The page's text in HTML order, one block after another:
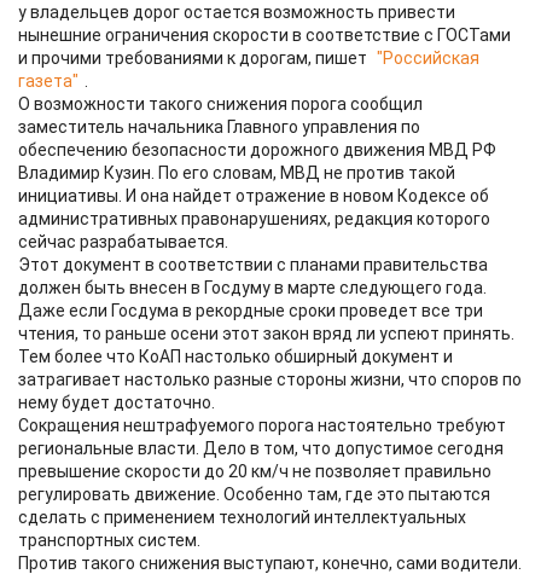
у владельцев дорог остается возможность привести
нынешние ограничения скорости в соответствие с ГОСТами
и прочими требованиями к дорогам, пишет "Российская
газета"
О возможности такого снижения порога сообщил
заместитель начальника Главного управления по
обеспечению безопасности дорожного движения МВД РФ
Владимир Кузин. По его словам, МВД не против такой
инициативы. И она найдет отражение в новом Кодексе об
административных правонарушениях, редакция которого
сейчас разрабатывается.
Этот документ в соответствии с планами правительства
должен быть внесен в Госдуму в марте следующего года.
Даже если Госдума в рекордные сроки проведет все три
чтения, то раньше осени этот закон вряд ли успеют принять.
Тем более что КоАП настолько обширный документ и
затрагивает настолько разные стороны жизни, что споров по
нему будет достаточно.
Сокращения нештрафуемого порога настоятельно требуют
региональные власти. Дело в том, что допустимое сегодня
превышение скорости до 20 км/ч не позволяет правильно
регулировать движение. Особенно там, где это пытаются
сделать с применением технологий интеллектуальных
транспортных систем.
Против такого снижения выступают, конечно, сами водители.